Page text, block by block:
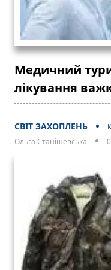
Медичний
лікування
СВІТ ЗАХОПЛЕНЬ
Ольга Станішевська